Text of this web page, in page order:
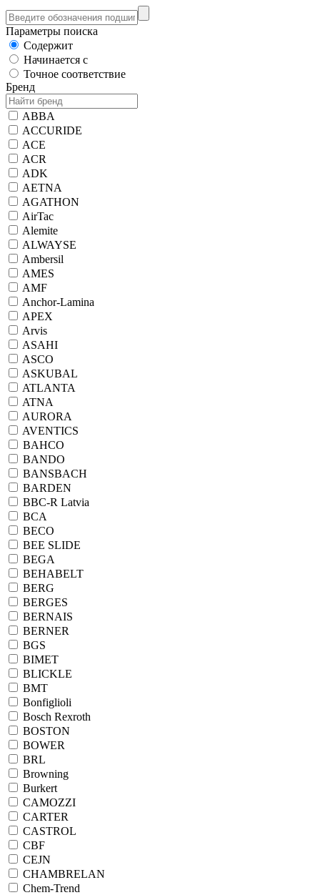
Параметры поиска
Содержит
Начинается с
Точное соответствие
Бренд
ABBA
ACCURIDE
ACE
ACR
ADK
AETNA
AGATHON
AirTac
Alemite
ALWAYSE
Ambersil
AMES
AMF
Anchor-Lamina
APEX
Arvis
ASAHI
ASCO
ASKUBAL
ATLANTA
ATNA
AURORA
AVENTICS
BAHCO
BANDO
BANSBACH
BARDEN
BBC-R Latvia
BCA
BECO
BEE SLIDE
BEGA
BEHABELT
BERG
BERGES
BERNAIS
BERNER
BGS
BIMET
BLICKLE
BMT
Bonfiglioli
Bosch Rexroth
BOSTON
BOWER
BRL
Browning
Burkert
CAMOZZI
CARTER
CASTROL
CBF
CEJN
CHAMBRELAN
Chem-Trend